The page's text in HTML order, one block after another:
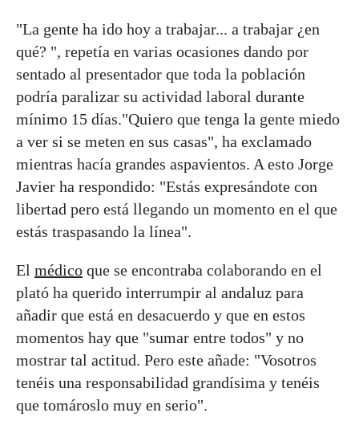
"La gente ha ido hoy a trabajar... a trabajar ¿en
qué? ", repetía en varias ocasiones dando por
sentado al presentador que toda la población
podría paralizar su actividad laboral durante
mínimo 15 días."Quiero que tenga la gente miedo
a ver si se meten en sus casas", ha exclamado
mientras hacía grandes aspavientos. A esto Jorge
Javier ha respondido: "Estás expresándote con
libertad pero está llegando un momento en el que
estás traspasando la línea".
El médico que se encontraba colaborando en el
plató ha querido interrumpir al andaluz para
añadir que está en desacuerdo y que en estos
momentos hay que "sumar entre todos" y no
mostrar tal actitud. Pero este añade: "Vosotros
tenéis una responsabilidad grandísima y tenéis
que tomároslo muy en serio".